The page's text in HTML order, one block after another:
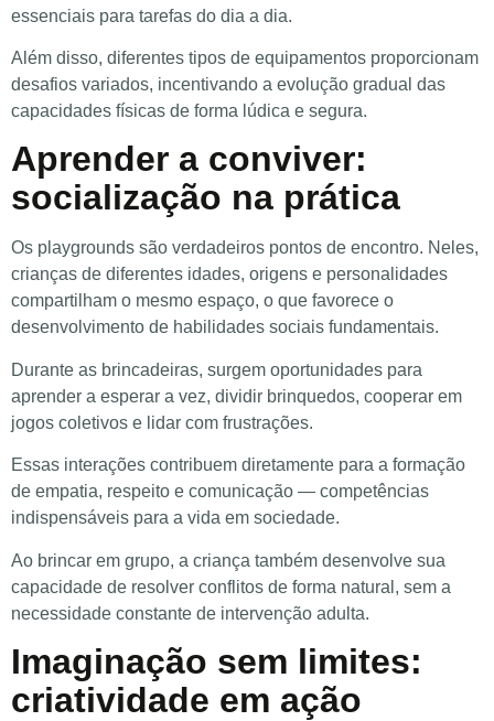
essenciais para tarefas do dia a dia.
Além disso, diferentes tipos de equipamentos proporcionam
desafios variados, incentivando a evolução gradual das
capacidades físicas de forma lúdica e segura.
Aprender a conviver:
socialização na prática
Os playgrounds são verdadeiros pontos de encontro. Neles,
crianças de diferentes idades, origens e personalidades
compartilham o mesmo espaço, o que favorece o
desenvolvimento de habilidades sociais fundamentais.
Durante as brincadeiras, surgem oportunidades para
aprender a esperar a vez, dividir brinquedos, cooperar em
jogos coletivos e lidar com frustrações.
Essas interações contribuem diretamente para a formação
de empatia, respeito e comunicação — competências
indispensáveis para a vida em sociedade.
Ao brincar em grupo, a criança também desenvolve sua
capacidade de resolver conflitos de forma natural, sem a
necessidade constante de intervenção adulta.
Imaginação sem limites:
criatividade em ação